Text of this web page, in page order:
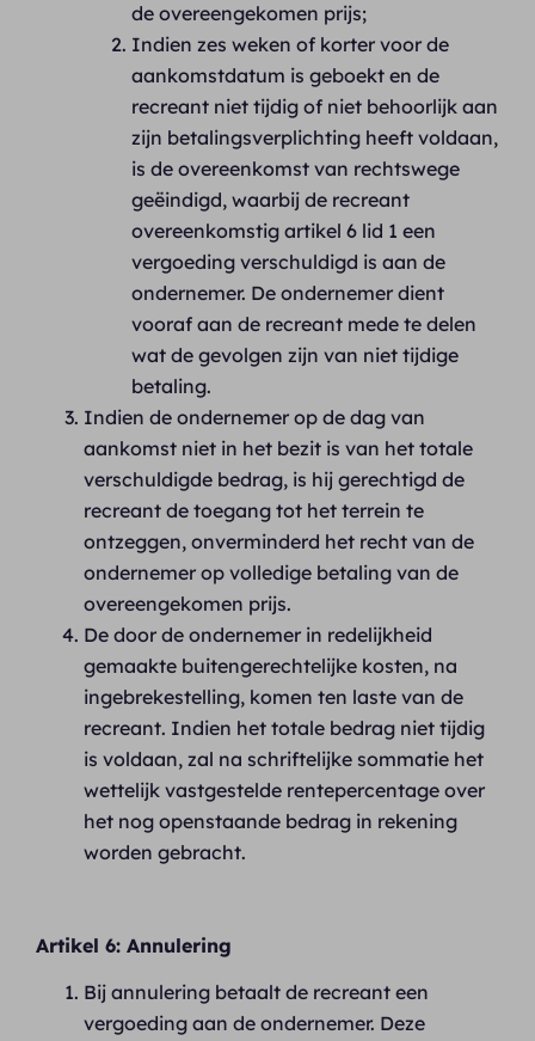
de overeengekomen prijs;
Indien zes weken of korter voor de
aankomstdatum is geboekt en de
recreant niet tijdig of niet behoorlijk aan
zijn betalingsverplichting heeft voldaan,
is de overeenkomst van rechtswege
geëindigd, waarbij de recreant
overeenkomstig artikel 6 lid 1 een
vergoeding verschuldigd is aan de
ondernemer. De ondernemer dient
vooraf aan de recreant mede te delen
wat de gevolgen zijn van niet tijdige
betaling.
Indien de ondernemer op de dag van
aankomst niet in het bezit is van het totale
verschuldigde bedrag, is hij gerechtigd de
recreant de toegang tot het terrein te
ontzeggen, onverminderd het recht van de
ondernemer op volledige betaling van de
overeengekomen prijs.
De door de ondernemer in redelijkheid
gemaakte buitengerechtelijke kosten, na
ingebrekestelling, komen ten laste van de
recreant. Indien het totale bedrag niet tijdig
is voldaan, zal na schriftelijke sommatie het
wettelijk vastgestelde rentepercentage over
het nog openstaande bedrag in rekening
worden gebracht.
Artikel 6: Annulering
Bij annulering betaalt de recreant een
vergoeding aan de ondernemer. Deze